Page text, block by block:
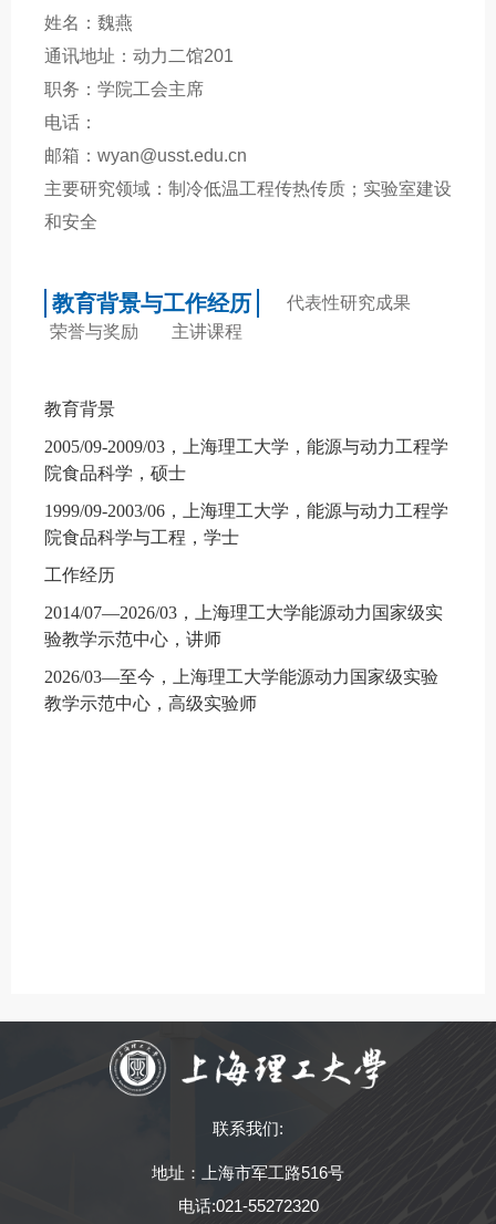
姓名：魏燕
通讯地址：动力二馆201
职务：学院工会主席
电话：
邮箱：wyan@usst.edu.cn
主要研究领域：制冷低温工程传热传质；实验室建设
和安全
教育背景与工作经历
代表性研究成果
荣誉与奖励
主讲课程
教育背景
2005/09-2009/03 ，上海理工大学，能源与动力工程学
院食品科学，硕士
1999/09-2003/06 ，上海理工大学，能源与动力工程学
院食品科学与工程，学士
工作经历
2014/07―2026/03，上海理工大学能源动力国家级实
验教学示范中心，讲师
2026/03―至今，
上海理工大学能源动力国家级实验
教学示范中心，高级实验师
联系我们:
地址：上海市军工路516号
电话:021-55272320